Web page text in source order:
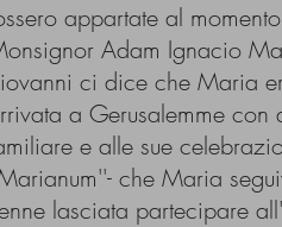
appartate al
Adam Ignacio
ci dice che Maria
a Gerusalemme
e alle sue
che Maria
lasciata partecipare